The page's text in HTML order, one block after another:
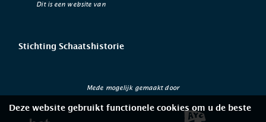
Dit is een website van
Stichting Schaatshistorie
Mede mogelijk gemaakt door
Deze website gebruikt functionele cookies om u de beste